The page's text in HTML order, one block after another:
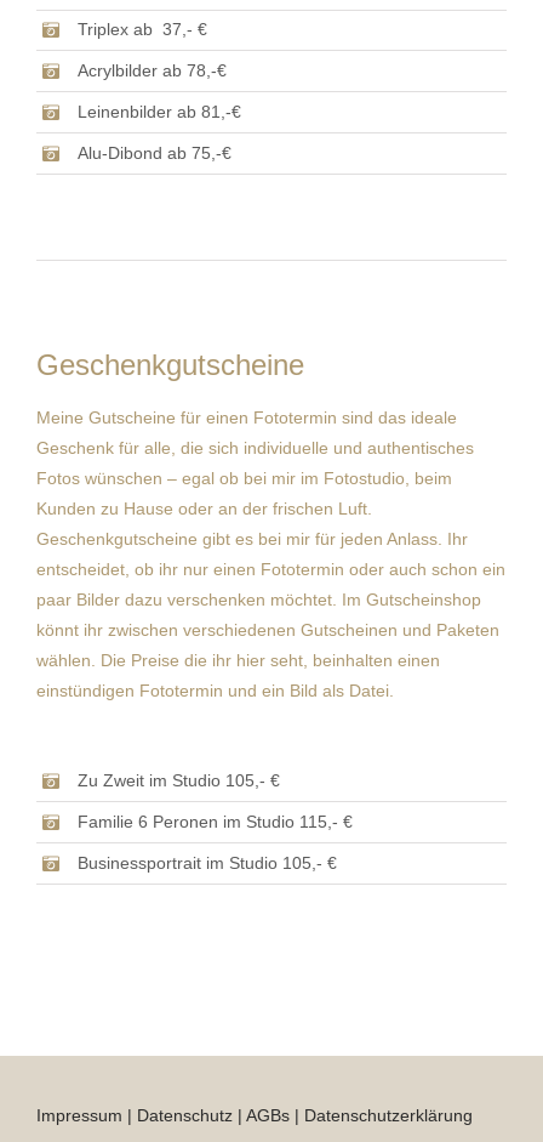
Triplex ab 37,- €
Acrylbilder ab 78,-€
Leinenbilder ab 81,-€
Alu-Dibond ab 75,-€
Geschenkgutscheine
Meine Gutscheine für einen Fototermin sind das ideale
Geschenk für alle, die sich individuelle und authentisches
Fotos wünschen – egal ob bei mir im Fotostudio, beim
Kunden zu Hause oder an der frischen Luft.
Geschenkgutscheine gibt es bei mir für jeden Anlass. Ihr
entscheidet, ob ihr nur einen Fototermin oder auch schon ein
paar Bilder dazu verschenken möchtet. Im Gutscheinshop
könnt ihr zwischen verschiedenen Gutscheinen und Paketen
wählen. Die Preise die ihr hier seht, beinhalten einen
einstündigen Fototermin und ein Bild als Datei.
Zu Zweit im Studio 105,- €
Familie 6 Peronen im Studio 115,- €
Businessportrait im Studio 105,- €
Impressum | Datenschutz | AGBs | Datenschutzerklärung